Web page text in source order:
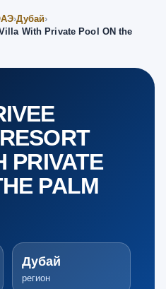
›Дубай›
With Private Pool ON the
PRIVATE
PALM
Дубай
регион